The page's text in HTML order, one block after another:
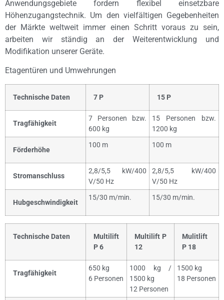
Anwendungsgebiete fordern flexibel einsetzbare
Höhenzugangstechnik. Um den vielfältigen Gegebenheiten
der Märkte weltweit immer einen Schritt voraus zu sein,
arbeiten wir ständig an der Weiterentwicklung und
Modifikation unserer Geräte.
Etagentüren und Umwehrungen
Technische Daten 7 P 15 P
Tragfähigkeit
7 Personen bzw.
600 kg
15 Personen bzw.
1200 kg
Förderhöhe
100 m 100 m
Stromanschluss
2,8/5,5 kW/400
V/50 Hz
2,8/5,5 kW/400
V/50 Hz
Hubgeschwindigkeit
15/30 m/min. 15/30 m/min.
Technische Daten
Multilift
P 6
Multilift P
12
Mulitlift
P 18
Tragfähigkeit
650 kg
6 Personen
1000 kg /
1500 kg
12 Personen
1500 kg
18 Personen